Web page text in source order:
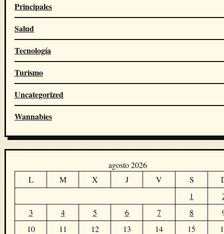
Principales
Salud
Tecnología
Turismo
Uncategorized
Wannabies
agosto 2026
L
M X J V S
1
3
4 5 6 7 8
10
11 12 13 14 15